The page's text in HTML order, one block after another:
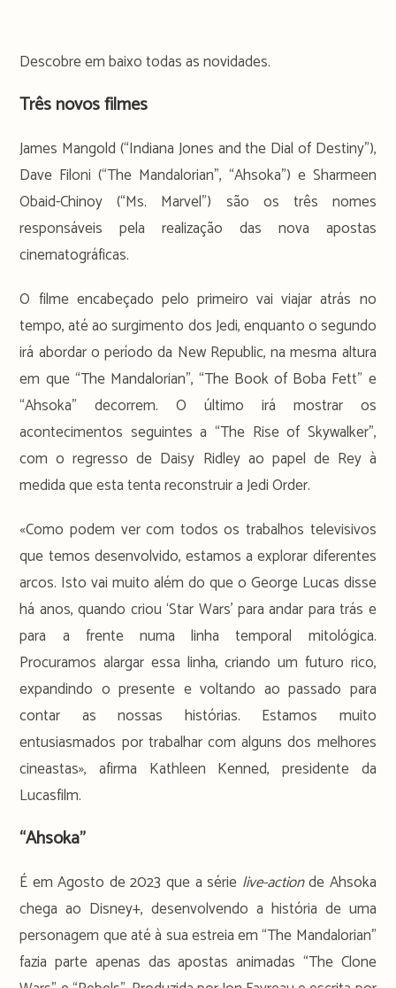
Descobre em baixo todas as novidades.
Três novos filmes
James Mangold (“Indiana Jones and the Dial of Destiny”),
Dave Filoni (“The Mandalorian”, “Ahsoka”) e Sharmeen
Obaid-Chinoy (“Ms. Marvel”) são os três nomes
responsáveis pela realização das nova apostas
cinematográficas.
O filme encabeçado pelo primeiro vai viajar atrás no
tempo, até ao surgimento dos Jedi, enquanto o segundo
irá abordar o período da New Republic, na mesma altura
em que “The Mandalorian”, “The Book of Boba Fett” e
“Ahsoka” decorrem. O último irá mostrar os
acontecimentos seguintes a “The Rise of Skywalker”,
com o regresso de Daisy Ridley ao papel de Rey à
medida que esta tenta reconstruir a Jedi Order.
«Como podem ver com todos os trabalhos televisivos
que temos desenvolvido, estamos a explorar diferentes
arcos. Isto vai muito além do que o George Lucas disse
há anos, quando criou ‘Star Wars’ para andar para trás e
para a frente numa linha temporal mitológica.
Procuramos alargar essa linha, criando um futuro rico,
expandindo o presente e voltando ao passado para
contar as nossas histórias. Estamos muito
entusiasmados por trabalhar com alguns dos melhores
cineastas», afirma Kathleen Kenned, presidente da
Lucasfilm.
“Ahsoka”
É em Agosto de 2023 que a série live-actionde Ahsoka
chega ao Disney+, desenvolvendo a história de uma
personagem que até à sua estreia em “The Mandalorian”
fazia parte apenas das apostas animadas “The Clone